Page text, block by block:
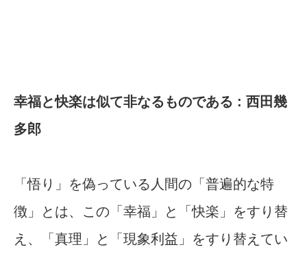
幸福と快楽は似て非なるものである : 西田幾
多郎
「悟り」を偽っている人間の「普遍的な特
徴」とは、この「幸福」と「快楽」をすり替
え、「真理」と「現象利益」をすり替えてい